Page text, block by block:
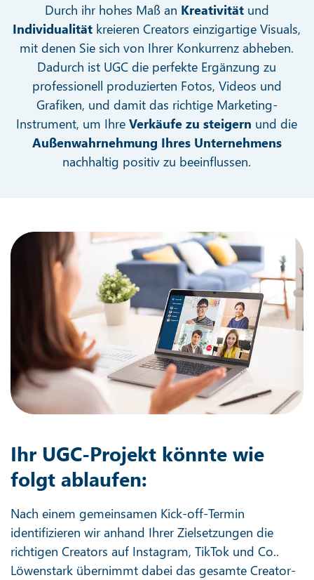
Durch ihr hohes Maß an Kreativitätund
Individualität kreieren Creators einzigartige Visuals,
mit denen Sie sich von Ihrer Konkurrenz abheben.
Dadurch ist UGC die perfekte Ergänzung zu
professionell produzierten Fotos, Videos und
Grafiken, und damit das richtige Marketing-
Instrument, um IhreVerkäufe zu steigern und die
Außenwahrnehmung Ihres Unternehmens
nachhaltig positiv zu beeinflussen.
Ihr UGC-Projekt könnte wie
folgt ablaufen:
Nach einem gemeinsamen Kick-off-Termin
identifizieren wir anhand Ihrer Zielsetzungen die
richtigen Creators auf Instagram, TikTok und Co..
Löwenstark übernimmt dabei das gesamte Creator-